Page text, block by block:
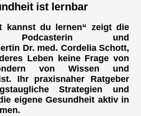
ist lernbar
kannst du lernen“ zeigt die
Podcasterin und
Dr. med. Cordelia Schott,
Leben keine Frage von
von Wissen und
Ihr praxisnaher Ratgeber
Strategien und
eigene Gesundheit aktiv in